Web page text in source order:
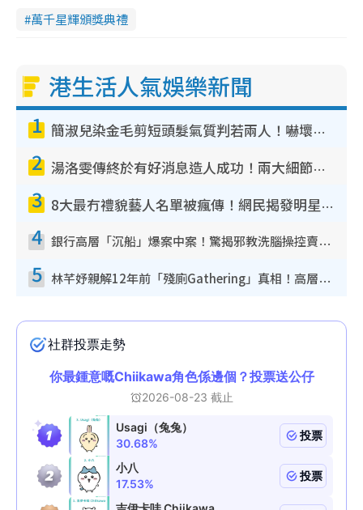
萬千星輝頒獎典禮
港生活人氣娛樂新聞
1 簡淑兒染金毛剪短頭髮氣質判若兩人！嚇壞老公麥大力都認唔出：「你做咩事？」
2 湯洛雯傳終於有好消息造人成功！兩大細節曝孕味極濃惹猜測：大肚婆先會咁！
3 8大最冇禮貌藝人名單被瘋傳！網民揭發明星真面目 一致數臭呢位係無品天花板？
4 銀行高層「沉船」爆案中案！驚揭邪教洗腦操控賣淫被吞600萬 幕後黑手講多錯多
5 林芊妤親解12年前「殘廁Gathering」真相！高層解約一句話重創尊嚴至今拒返TVB